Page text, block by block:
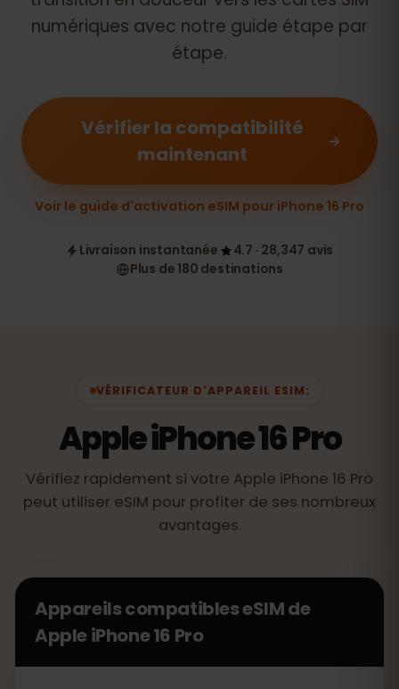
numériques avec notre guide étape par
étape.
Vérifier la compatibilité
maintenant
Voir le guide d'activation eSIM pour iPhone 16 Pro
Livraison instantanée
4.7 · 28,347 avis
Plus de 180 destinations
VÉRIFICATEUR D'APPAREIL ESIM:
Apple iPhone 16 Pro
Vérifiez rapidement si votre Apple iPhone 16 Pro
peut utiliser eSIM pour profiter de ses nombreux
avantages.
Appareils compatibles eSIM de
Apple iPhone 16 Pro